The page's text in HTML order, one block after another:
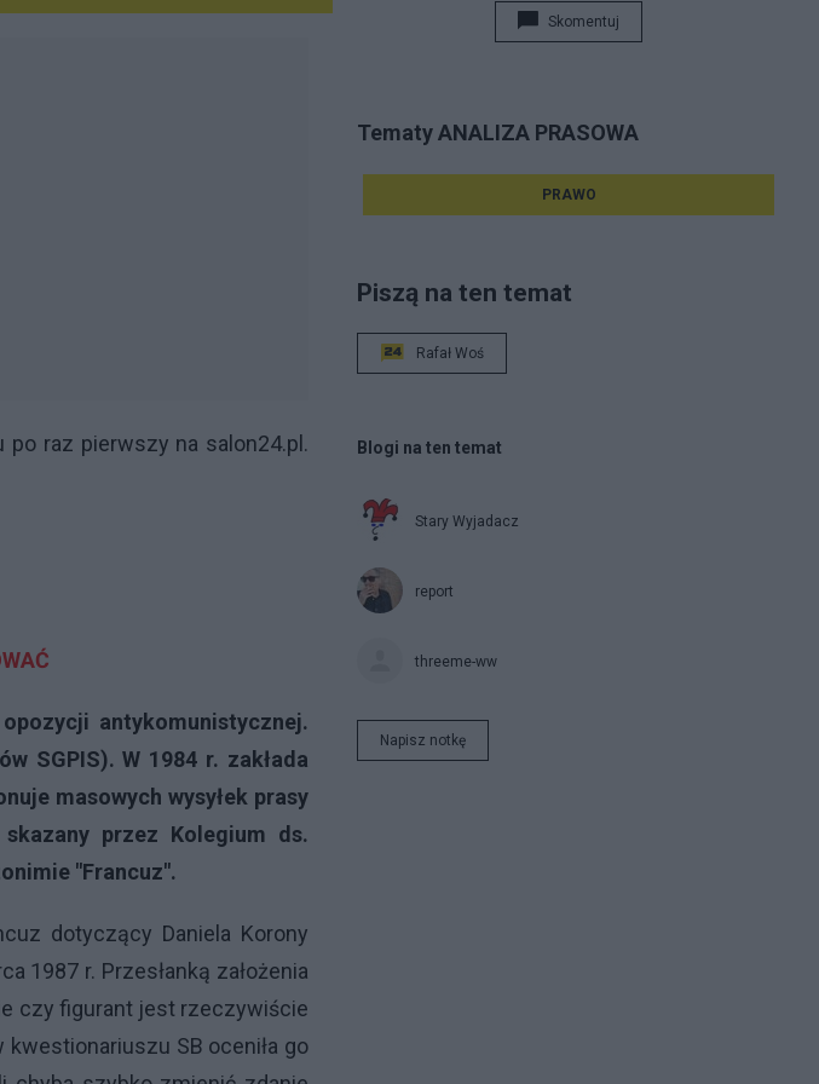
po raz pierwszy na salon24.pl.
antykomunistycznej.
SGPIS). W 1984 r. zakłada
masowych wysyłek prasy
przez Kolegium ds.
"Francuz".
dotyczący Daniela Korony
1987 r. Przesłanką założenia
czy figurant jest rzeczywiście
SB oceniła go
Skomentuj
Tematy ANALIZA PRASOWA
PRAWO
Piszą na ten temat
Rafał Woś
Blogi na ten temat
Stary Wyjadacz
report
threeme-ww
Napisz notkę